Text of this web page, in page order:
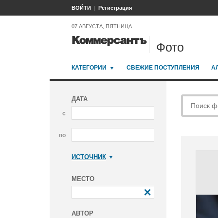
ВОЙТИ Регистрация
07 АВГУСТА, ПЯТНИЦА
Фото
КАТЕГОРИИ СВЕЖИЕ ПОСТУПЛЕНИЯ
ДАТА
с
по
ИСТОЧНИК
МЕСТО
АВТОР